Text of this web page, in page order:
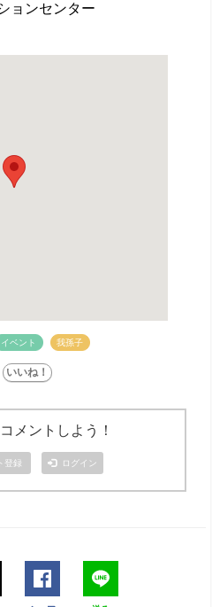
ョンセンター
イベント 我孫子
メントしよう！
登録 ログイン